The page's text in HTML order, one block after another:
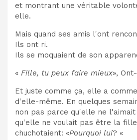
et montrant une véritable
elle.
Mais quand ses amis l'ont
Ils ont ri.
Ils se moquaient de son
« Fille, tu peux faire mieux»,
Et juste comme ça, elle a
d'elle-même. En quelques
non pas parce qu'elle ne
qu'elle ne voulait pas être la
chuchotaient: «Pourquoi lui? «